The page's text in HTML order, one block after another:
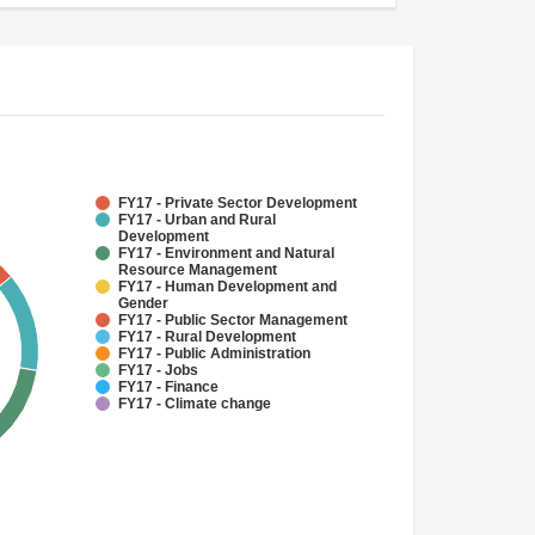
FY17 - Private Sector Development
FY17 - Urban and Rural
Development
FY17 - Environment and Natural
Resource Management
FY17 - Human Development and
Gender
FY17 - Public Sector Management
FY17 - Rural Development
FY17 - Public Administration
FY17 - Jobs
FY17 - Finance
FY17 - Climate change